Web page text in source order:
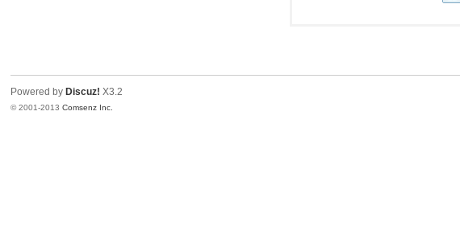
Powered by Discuz! X3.2
© 2001-2013Comsenz Inc.